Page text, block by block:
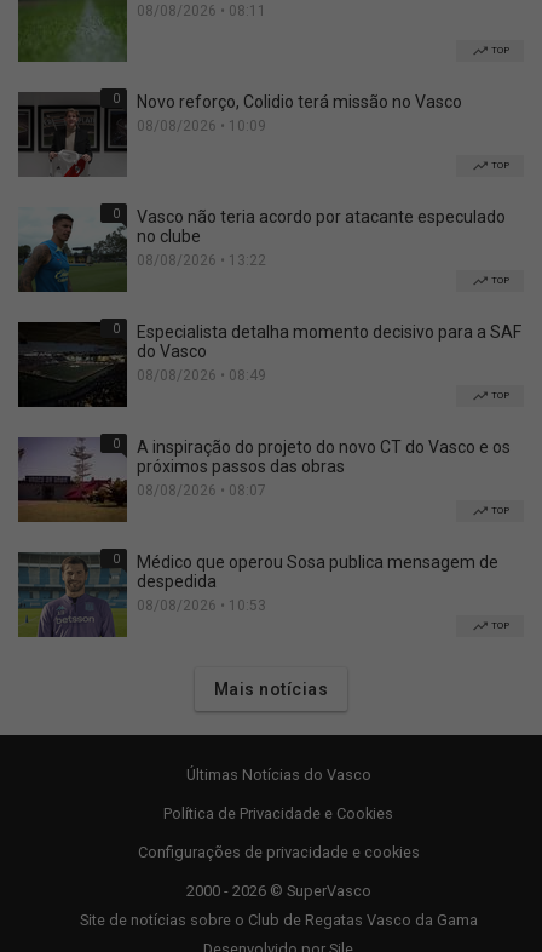
08/08/2026 • 08:11
TOP
0 Novo reforço, Colidio terá missão no Vasco
08/08/2026 • 10:09
TOP
0
Vasco não teria acordo por atacante especulado
no clube
08/08/2026 • 13:22
TOP
0
Especialista detalha momento decisivo para a SAF
do Vasco
08/08/2026 • 08:49
TOP
0
A inspiração do projeto do novo CT do Vasco e os
próximos passos das obras
08/08/2026 • 08:07
TOP
0
Médico que operou Sosa publica mensagem de
despedida
08/08/2026 • 10:53
TOP
Mais notícias
Últimas Notícias do Vasco
Política de Privacidade e Cookies
Configurações de privacidade e cookies
2000 - 2026 © SuperVasco
Site de notícias sobre o Club de Regatas Vasco da Gama
Desenvolvido por Sile